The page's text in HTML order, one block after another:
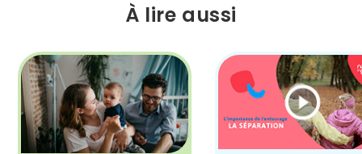
À lire aussi